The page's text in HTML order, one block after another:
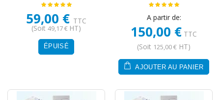
59,00 € TTC
(Soit 49,17 € HT)
ÉPUISÉ
A partir de:
150,00 € TTC
(Soit 125,00 € HT)
AJOUTER AU PANIER